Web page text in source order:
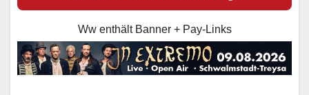
Ww enthält Banner + Pay-Links